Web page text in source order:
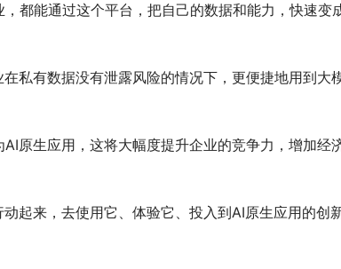
都能通过这个平台，把自己的数据和能力，快速变
私有数据没有泄露风险的情况下，更便捷地用到大
原生应用，这将大幅度提升企业的竞争力，增加经
起来，去使用它、体验它、投入到AI原生应用的创